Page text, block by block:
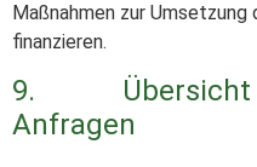
Maßnahmen zur Umsetzung
finanzieren.
9. Übersicht
Anfragen